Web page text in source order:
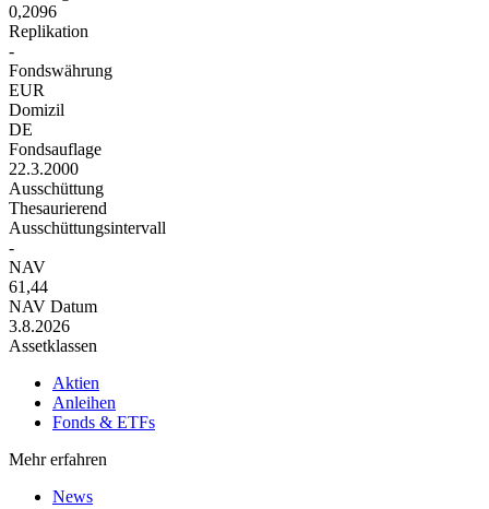
0,2096
Replikation
-
Fondswährung
EUR
Domizil
DE
Fondsauflage
22.3.2000
Ausschüttung
Thesaurierend
Ausschüttungsintervall
-
NAV
61,44
NAV Datum
3.8.2026
Assetklassen
Aktien
Anleihen
Fonds & ETFs
Mehr erfahren
News